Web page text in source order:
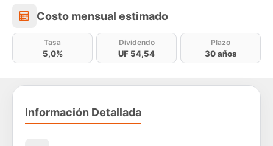
Costo mensual estimado
Costo mensual estimado
Tasa
5,0%
Dividendo
UF 54,54
Plazo
30 años
Información Detallada